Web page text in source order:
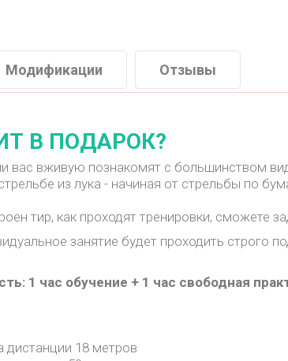
Модификации Отзывы
В ПОДАРОК?
вас вживую познакомят с большинством
из лука - начиная от стрельбы по
тир, как проходят тренировки,
занятие будет проходить строго
1 час обучение + 1 час свободная
дистанции 18 метров